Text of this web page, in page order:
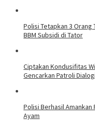
Polisi Tetapkan 3 Orang
BBM Subsidi di Tator
Ciptakan Kondusifitas
Gencarkan Patroli
Polisi Berhasil Amankan
Ayam